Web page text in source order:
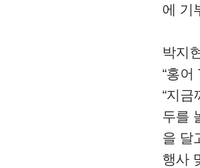
에 기
박지
“홍어
“지
두를
을 달
행사